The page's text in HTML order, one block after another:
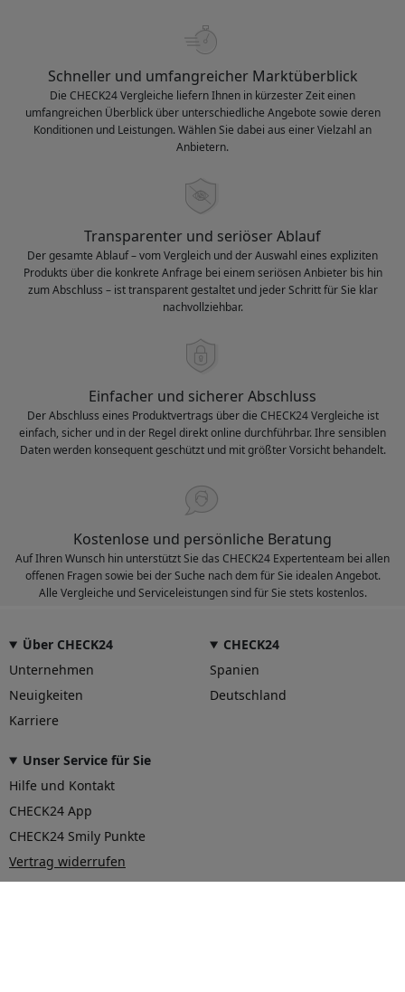
Schneller und umfangreicher Marktüberblick
Die CHECK24 Vergleiche liefern Ihnen in kürzester Zeit einen
umfangreichen Überblick über unterschiedliche Angebote sowie deren
Konditionen und Leistungen. Wählen Sie dabei aus einer Vielzahl an
Anbietern.
Transparenter und seriöser Ablauf
Der gesamte Ablauf – vom Vergleich und der Auswahl eines expliziten
Produkts über die konkrete Anfrage bei einem seriösen Anbieter bis hin
zum Abschluss – ist transparent gestaltet und jeder Schritt für Sie klar
nachvollziehbar.
Einfacher und sicherer Abschluss
Der Abschluss eines Produktvertrags über die CHECK24 Vergleiche ist
einfach, sicher und in der Regel direkt online durchführbar. Ihre sensiblen
Daten werden konsequent geschützt und mit größter Vorsicht behandelt.
Kostenlose und persönliche Beratung
Auf Ihren Wunsch hin unterstützt Sie das CHECK24 Expertenteam bei allen
offenen Fragen sowie bei der Suche nach dem für Sie idealen Angebot.
Alle Vergleiche und Serviceleistungen sind für Sie stets kostenlos.
Über CHECK24
Unternehmen
Neuigkeiten
Karriere
CHECK24
Spanien
Deutschland
Unser Service für Sie
Hilfe und Kontakt
CHECK24 App
CHECK24 Smily Punkte
Vertrag widerrufen